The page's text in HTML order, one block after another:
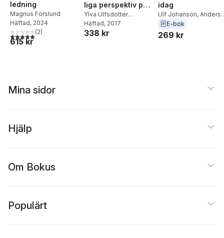
ledning
Magnus Forslund
Häftad, 2024
5,0utav 5 stjärnor. Totalt antal röster:
(2)
615 kr
liga perspektiv på
lön och belöning
Ylva Ulfsdotter
Eriksson,Bengt
Larsson,
Häftad, 2017
338 kr
idag
Ulf Johanson, Anders
Johrén
E-bok
269 kr
Mina sidor
Hjälp
Om Bokus
Populärt